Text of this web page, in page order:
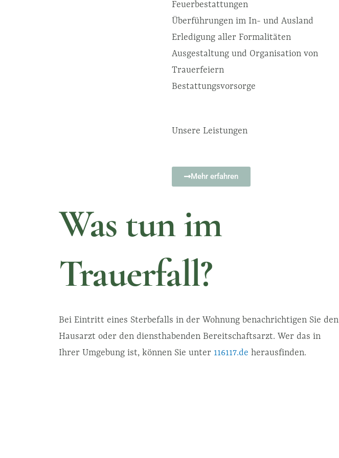
Feuerbestattungen
Überführungen im In- und Ausland
Erledigung aller Formalitäten
Ausgestaltung und Organisation von
Trauerfeiern
Bestattungsvorsorge
Unsere Leistungen
Mehr erfahren
Was tun im
Trauerfall?
Bei Eintritt eines Sterbefalls in der Wohnung benachrichtigen Sie den
Hausarzt oder den diensthabenden Bereitschaftsarzt. Wer das in
Ihrer Umgebung ist, können Sie unter 116117.de herausfinden.